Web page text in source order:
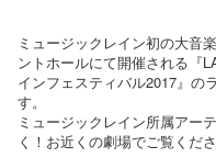
ミュージックレイン初の大音
ントホールにて開催される『
インフェスティバル2017』の
す。
ミュージックレイン所属アー
く！お近くの劇場でご覧くださ